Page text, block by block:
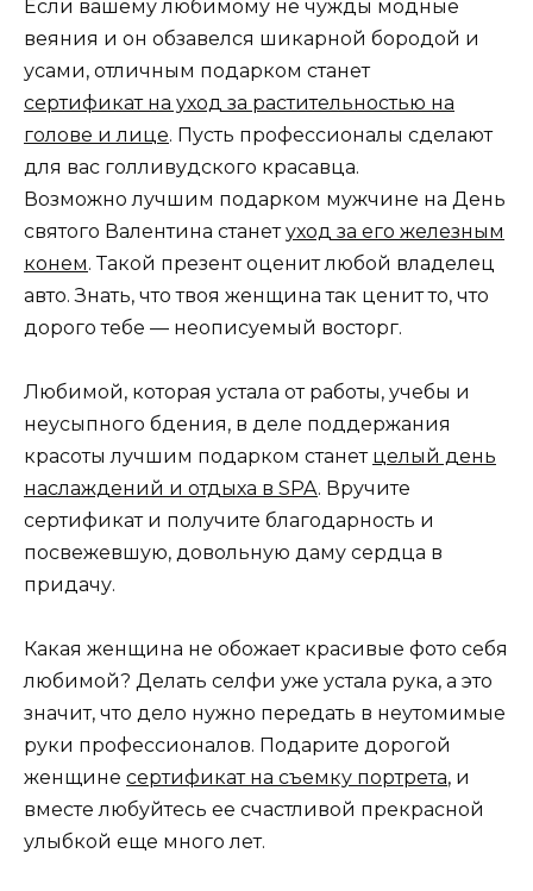
Если вашему любимому не чужды модные
веяния и он обзавелся шикарной бородой и
усами, отличным подарком станет
сертификат на уход за растительностью на
голове и лице. Пусть профессионалы сделают
для вас голливудского красавца.
Возможно лучшим подарком мужчине на День
святого Валентина станетуход за его железным
конем. Такой презент оценит любой владелец
авто. Знать, что твоя женщина так ценит то, что
дорого тебе — неописуемый восторг.
Любимой, которая устала от работы, учебы и
неусыпного бдения, в деле поддержания
красоты лучшим подарком станет целый день
наслаждений и отдыха в SPA. Вручите
сертификат и получите благодарность и
посвежевшую, довольную даму сердца в
придачу.
Какая женщина не обожает красивые фото себя
любимой? Делать селфи уже устала рука, а это
значит, что дело нужно передать в неутомимые
руки профессионалов. Подарите дорогой
женщине сертификат на съемку портрета, и
вместе любуйтесь ее счастливой прекрасной
улыбкой еще много лет.